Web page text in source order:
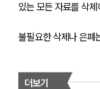
있는 모든 자료를 삭
불필요한 삭제나 은폐
더보기